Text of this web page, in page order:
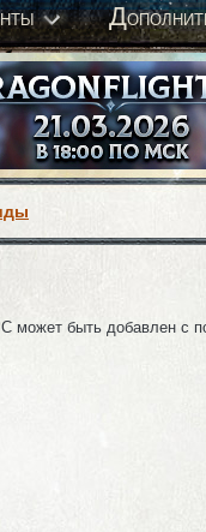
Д
может быть добавлен с